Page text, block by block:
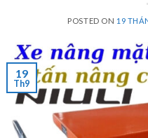
POSTED ON 19
19
Th9